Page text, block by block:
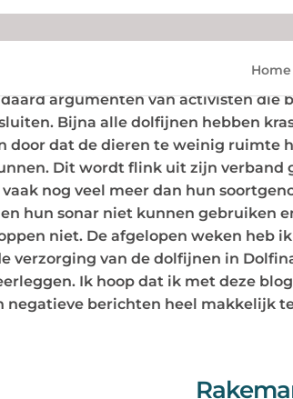
Home
weer een blog met feiten en fabels
argumenten van activisten
Bijna alle dolfijnen hebben
door dat de dieren te weinig ruimte
Dit wordt flink uit zijn
vaak nog veel meer dan hun
hun sonar niet kunnen gebruiken
niet. De afgelopen weken heb
verzorging van de dolfijnen in
Ik hoop dat ik met deze
negatieve berichten heel makkelijk